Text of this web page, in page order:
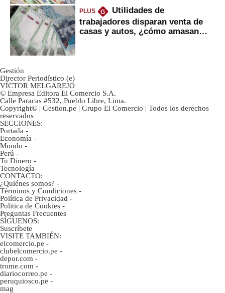
PLUS G
Utilidades de
trabajadores disparan venta de
casas y autos, ¿cómo amasan
Gestión
Director Periodístico (e)
VÍCTOR MELGAREJO
© Empresa Editora El Comercio S.A.
Calle Paracas #532, Pueblo Libre, Lima.
Copyright© | Gestion.pe | Grupo El Comercio | Todos los derechos
reservados
SECCIONES:
Portada -
Economía -
Mundo -
Perú -
Tu Dinero -
Tecnología
CONTACTO:
¿Quiénes somos? -
Términos y Condiciones -
Política de Privacidad -
Politica de Cookies -
Preguntas Frecuentes
SÍGUENOS:
Suscríbete
VISITE TAMBIÉN:
elcomercio.pe -
clubelcomercio.pe -
depor.com -
trome.com -
diariocorreo.pe -
peruquiosco.pe -
mag